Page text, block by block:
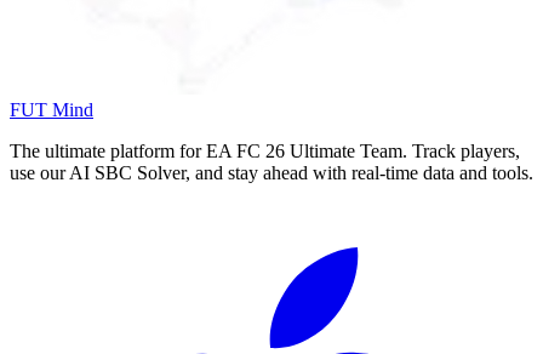
FUT Mind
The ultimate platform for EA FC 26 Ultimate Team. Track players,
use our AI SBC Solver, and stay ahead with real-time data and tools.